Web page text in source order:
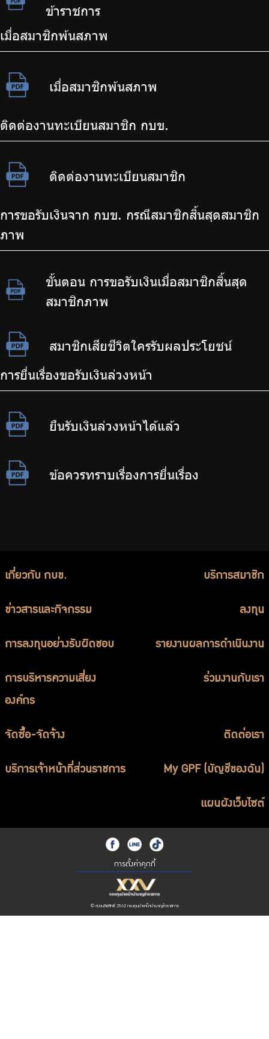
ข้าราชการ
เมื่อสมาชิกพ้นสภาพ
เมื่อสมาชิกพ้นสภาพ
ติดต่องานทะเบียนสมาชิก กบข.
ติดต่องานทะเบียนสมาชิก
การขอรับเงินจาก กบข. กรณีสมาชิกสิ้นสุดสมาชิก
ภาพ
ขั้นตอน การขอรับเงินเมื่อสมาชิกสิ้นสุด
สมาชิกภาพ
สมาชิกเสียชีวิตใครรับผลประโยชน์
การยื่นเรื่องขอรับเงินล่วงหน้า
ยืนรับเงินล่วงหน้าได้แล้ว
ข้อควรทราบเรื่องการยื่นเรื่อง
เกี่ยวกับ กบข. บริการสมาชิก
ข่าวสารและกิจกรรม ลงทุน
การลงทุนอย่างรับผิดชอบ รายงานผลการดำเนินงาน
การบริหารความเสี่ยง
องค์กร
ร่วมงานกับเรา
จัดซื้อ-จัดจ้าง ติดต่อเรา
บริการเจ้าหน้าที่ส่วนราชการ My GPF (บัญชีของฉัน)
แผนผังเว็บไซต์
การตั้งค่าคุกกี้
© สงวนลิขสิทธิ์ 2562 กองทุนบำเหน็จบำนาญข้าราชการ